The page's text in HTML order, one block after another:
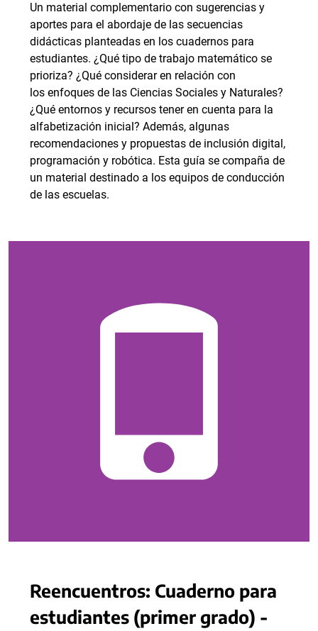
Un material complementario con sugerencias y
aportes para el abordaje de las secuencias
didácticas planteadas en los cuadernos para
estudiantes. ¿Qué tipo de trabajo matemático se
prioriza? ¿Qué considerar en relación con
los enfoques de las Ciencias Sociales y Naturales?
¿Qué entornos y recursos tener en cuenta para la
alfabetización inicial? Además, algunas
recomendaciones y propuestas de inclusión digital,
programación y robótica. Esta guía se compaña de
un material destinado a los equipos de conducción
de las escuelas.
Reencuentros: Cuaderno para
estudiantes (primer grado) -